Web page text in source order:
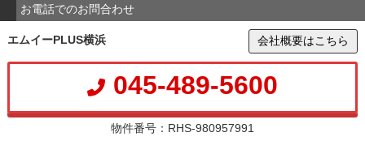
お電話でのお問合わせ
エムイーPLUS横浜 会社概要はこちら
045-489-5600
物件番号：RHS-980957991